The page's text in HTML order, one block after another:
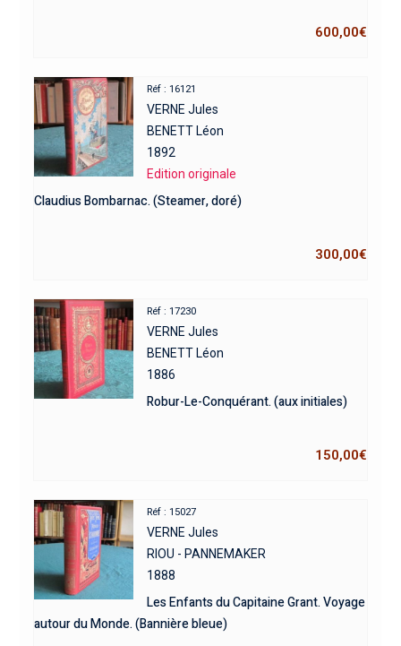
600,00€
Réf : 16121
VERNE Jules
BENETT Léon
1892
Edition originale
Claudius Bombarnac. (Steamer, doré)
300,00€
Réf : 17230
VERNE Jules
BENETT Léon
1886
Robur-Le-Conquérant. (aux initiales)
150,00€
Réf : 15027
VERNE Jules
RIOU - PANNEMAKER
1888
Les Enfants du Capitaine Grant. Voyage
autour du Monde. (Bannière bleue)